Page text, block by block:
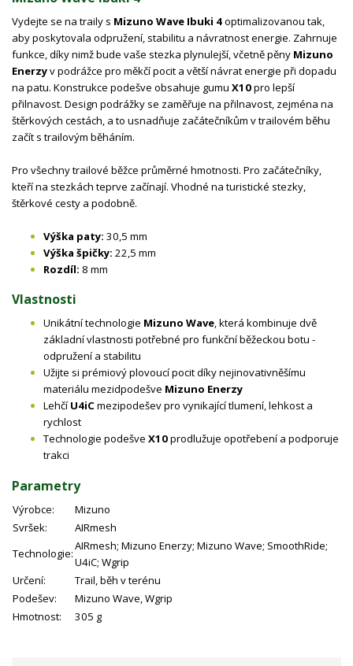
Vydejte se na traily s Mizuno Wave Ibuki 4optimalizovanou tak,
aby poskytovala odpružení, stabilitu a návratnost energie. Zahrnuje
funkce, díky nimž bude vaše stezka plynulejší, včetně pěny Mizuno
Enerzyv podrážce pro měkčí pocit a větší návrat energie při dopadu
na patu. Konstrukce podešve obsahuje gumu X10pro lepší
přilnavost. Design podrážky se zaměřuje na přilnavost, zejména na
štěrkových cestách, a to usnadňuje začátečníkům v trailovém běhu
začít s trailovým běháním.
Pro všechny trailové běžce průměrné hmotnosti. Pro začátečníky,
kteří na stezkách teprve začínají. Vhodné na turistické stezky,
štěrkové cesty a podobně.
Výška paty: 30,5 mm
Výška špičky: 22,5 mm
Rozdíl: 8 mm
Vlastnosti
Unikátní technologie Mizuno Wave, která kombinuje dvě
základní vlastnosti potřebné pro funkční běžeckou botu -
odpružení a stabilitu
Užijte si prémiový plovoucí pocit díky nejinovativněšímu
materiálu mezidpodešve Mizuno Enerzy
Lehčí U4iCmezipodešev pro vynikající tlumení, lehkost a
rychlost
Technologie podešve X10prodlužuje opotřebení a podporuje
trakci
Parametry
Výrobce:
Mizuno
Svršek:
AIRmesh
Technologie:
AIRmesh; Mizuno Enerzy; Mizuno Wave; SmoothRide;
U4iC; Wgrip
Určení:
Trail, běh v terénu
Podešev:
Mizuno Wave, Wgrip
Hmotnost:
305 g